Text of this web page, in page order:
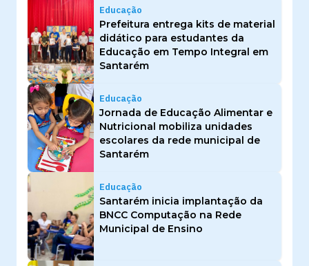
Educação
Prefeitura entrega kits de material
didático para estudantes da
Educação em Tempo Integral em
Santarém
Educação
Jornada de Educação Alimentar e
Nutricional mobiliza unidades
escolares da rede municipal de
Santarém
Educação
Santarém inicia implantação da
BNCC Computação na Rede
Municipal de Ensino